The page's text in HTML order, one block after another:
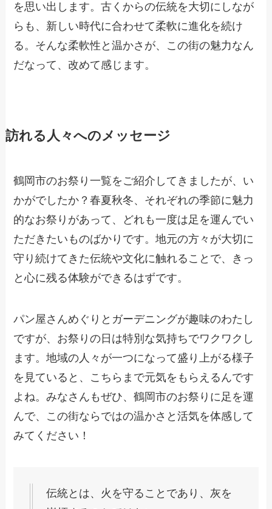
を思い出します。古くからの伝統を大切にしなが
らも、新しい時代に合わせて柔軟に進化を続け
る。そんな柔軟性と温かさが、この街の魅力なん
だなって、改めて感じます。
訪れる人々へのメッセージ
鶴岡市のお祭り一覧をご紹介してきましたが、い
かがでしたか？春夏秋冬、それぞれの季節に魅力
的なお祭りがあって、どれも一度は足を運んでい
ただきたいものばかりです。地元の方々が大切に
守り続けてきた伝統や文化に触れることで、きっ
と心に残る体験ができるはずです。
パン屋さんめぐりとガーデニングが趣味のわたし
ですが、お祭りの日は特別な気持ちでワクワクし
ます。地域の人々が一つになって盛り上がる様子
を見ていると、こちらまで元気をもらえるんです
よね。みなさんもぜひ、鶴岡市のお祭りに足を運
んで、この街ならではの温かさと活気を体感して
みてください！
伝統とは、火を守ることであり、灰を